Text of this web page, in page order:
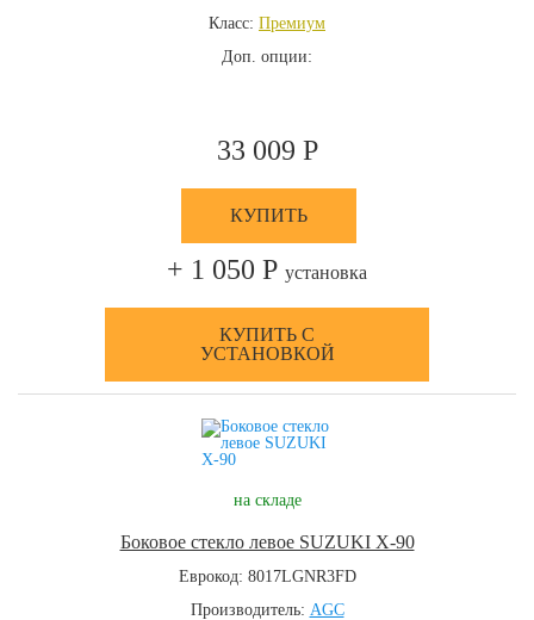
Класс: Премиум
Доп. опции:
33 009 Р
КУПИТЬ
+ 1 050 Р установка
КУПИТЬ С
УСТАНОВКОЙ
на складе
Боковое стекло левое SUZUKI X-90
Еврокод: 8017LGNR3FD
Производитель: AGC